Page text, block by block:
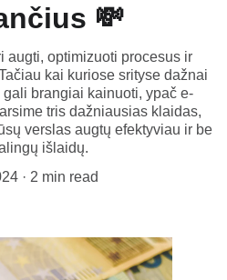
💸
augti, optimizuoti procesus ir
kai kuriose srityse dažnai
brangiai kainuoti, ypač e-
tris dažniausias klaidas,
verslas augtų efektyviau ir be
išlaidų.
2 min read